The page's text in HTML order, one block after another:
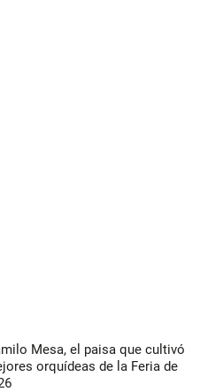
Mesa, el paisa que cultivó
orquídeas de la Feria de